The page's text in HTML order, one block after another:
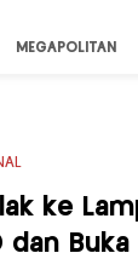
MEGAPOLITAN
ke
dan Buka